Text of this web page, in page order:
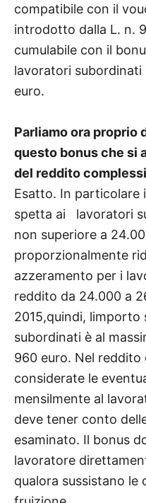
compatibile con il
introdotto dalla L. n.
cumulabile con il
lavoratori
euro.
Parliamo ora proprio
questo bonus che si
del reddito
Esatto. In particolare
spetta ai lavoratori
non superiore a
proporzionalmente
azzeramento per i
reddito da 24.000 a
2015,quindi,
subordinati è al
960 euro. Nel
considerate le
mensilmente al
deve tener conto
esaminato. Il bonus
lavoratore
qualora sussistano le